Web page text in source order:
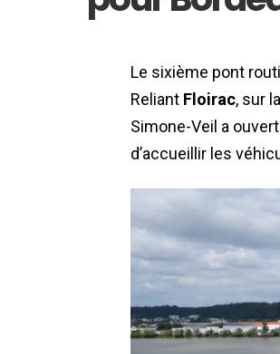
Le sixième pont
Reliant Floirac, sur
Simone-Veil a
d’accueillir les